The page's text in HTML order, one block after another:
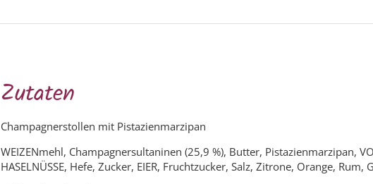
Zutaten
Champagnerstollen mit Pistazienmarzipan
WEIZENmehl, Champagnersultaninen (25,9 %), Butter, Pistazienmarzipan,
HASELNÜSSE, Hefe, Zucker, EIER, Fruchtzucker, Salz, Zitrone, Orange, Rum,